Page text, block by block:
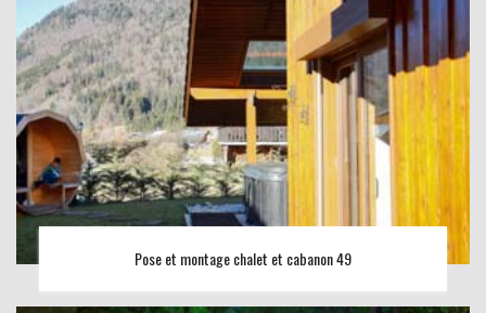
Pose et montage chalet et cabanon 49